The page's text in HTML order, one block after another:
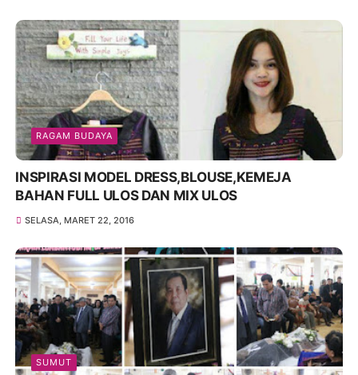
RAGAM BUDAYA
INSPIRASI MODEL DRESS,BLOUSE,KEMEJA
BAHAN FULL ULOS DAN MIX ULOS
SELASA, MARET 22, 2016
SUMUT